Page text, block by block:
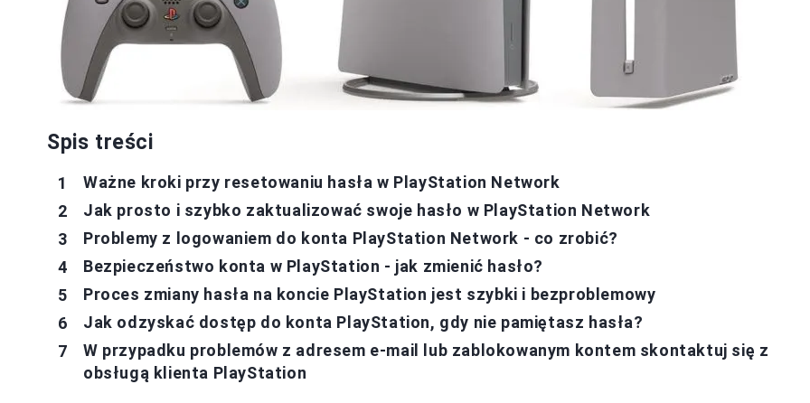
Spis treści
Ważne kroki przy resetowaniu hasła w PlayStation Network
Jak prosto i szybko zaktualizować swoje hasło w PlayStation Network
Problemy z logowaniem do konta PlayStation Network - co zrobić?
Bezpieczeństwo konta w PlayStation - jak zmienić hasło?
Proces zmiany hasła na koncie PlayStation jest szybki i bezproblemowy
Jak odzyskać dostęp do konta PlayStation, gdy nie pamiętasz hasła?
W przypadku problemów z adresem e-mail lub zablokowanym kontem skontaktuj się z
obsługą klienta PlayStation